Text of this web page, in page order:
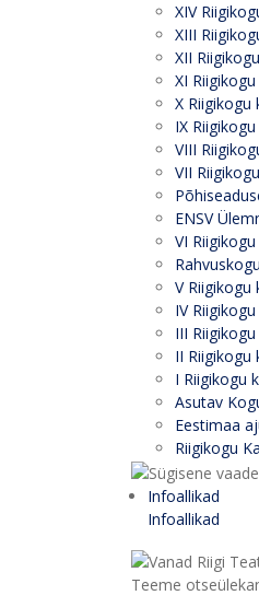
XIV
XIII
XII
XI
X Riigikogu
IX
VIII
VII
ENSV
VI
Rahvuskogu
V Riigikogu
IV
III
II Riigikogu
I Riigikogu
Asutav
Eestimaa
Riigikogu
Infoallikad
Infoallikad
Teeme